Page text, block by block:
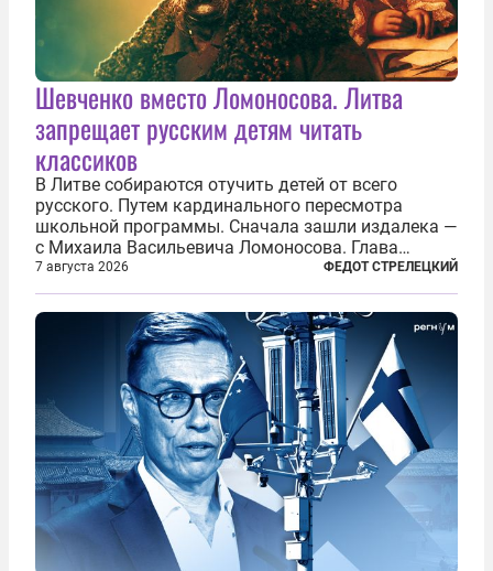
Шевченко вместо Ломоносова. Литва
запрещает русским детям читать
классиков
В Литве собираются отучить детей от всего
русского. Путем кардинального пересмотра
школьной программы. Сначала зашли издалека —
с Михаила Васильевича Ломоносова. Глава
правительства Литвы Миндаугас Синкявичюс
предложил исключить его тексты из программ
общего образования. Мотивировал он это тем,
7 августа 2026 ФЕДОТ СТРЕЛЕЦКИЙ